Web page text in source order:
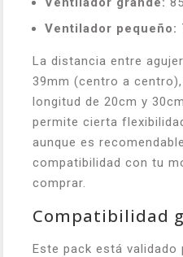
Ventilador pequeño:
La distancia entre
39mm (centro a
longitud de 20cm y
permite cierta
aunque es
compatibilidad con tu
comprar.
Compatibilidad
Este pack está validado